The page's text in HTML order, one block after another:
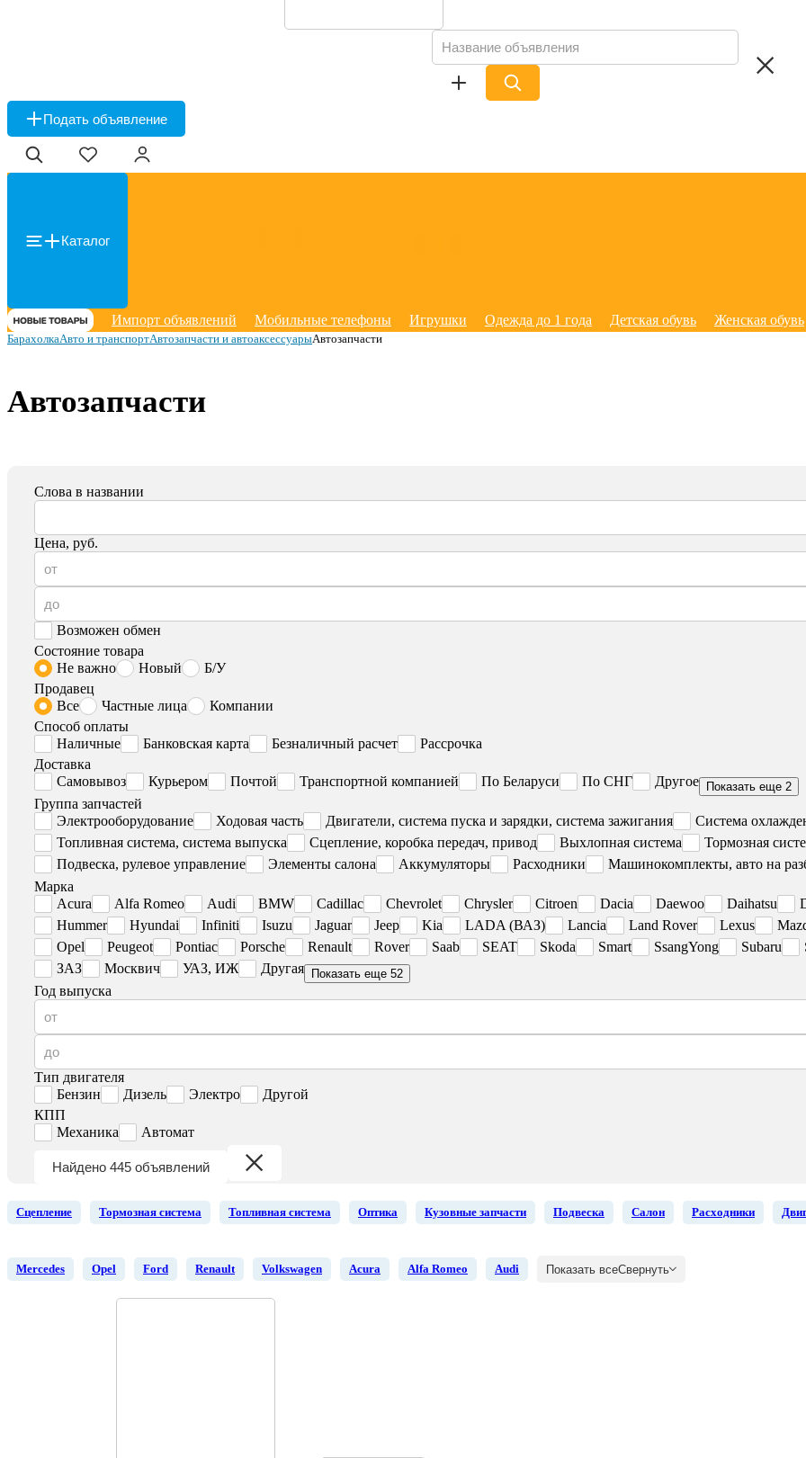
Подать объявление
Каталог
Импорт объявлений Мобильные телефоны Игрушки Одежда до 1 года Детская обувь Женская обувь
БарахолкаАвто и транспортАвтозапчасти и автоаксессуарыАвтозапчасти
Автозапчасти
Слова в названии
Цена, руб.
Возможен обмен
Состояние товара
Не важно
Новый
Б/У
Продавец
Все
Частные лица
Компании
Способ оплаты
Наличные
Банковская карта Безналичный расчет
Рассрочка
Доставка
Самовывоз
Курьером Почтой Транспортной компанией По Беларуси По СНГ Другое Показать еще 2
Группа запчастей
Электрооборудование
Ходовая часть Двигатели, система пуска и зарядки, система зажигания
Система
Топливная система, система выпуска
Сцепление, коробка передач, привод Выхлопная система Тормозная
Подвеска, рулевое управление
Элементы салона Аккумуляторы Расходники Машинокомплекты, авто на
Марка
Acura
Alfa Romeo Audi BMW Cadillac Chevrolet Chrysler Citroen Dacia Daewoo Daihatsu
Hummer
Hyundai Infiniti Isuzu Jaguar Jeep Kia LADA (ВАЗ) Lancia Land Rover Lexus
Opel
Peugeot Pontiac Porsche Renault Rover Saab SEAT Skoda Smart SsangYong Subaru
ЗАЗ
Москвич УАЗ, ИЖ Другая Показать еще 52
Год выпуска
Тип двигателя
Бензин
Дизель Электро
Другой
КПП
Механика
Автомат
Найдено 445 объявлений
Сцепление Тормозная система Топливная система Оптика Кузовные запчасти Подвеска Салон Расходники
Mercedes Opel Ford Renault Volkswagen Acura Alfa Romeo Audi Показать всеСвернуть